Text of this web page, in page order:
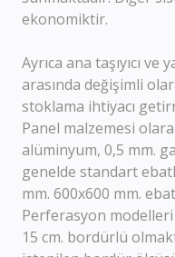
ekonomiktir.
Ayrıca ana taşıyıcı ve
arasında değişimli
stoklama ihtiyacı
Panel malzemesi
alüminyum, 0,5 mm.
genelde standart
mm. 600x600 mm.
Perferasyon modelleri
15 cm. bordürlü